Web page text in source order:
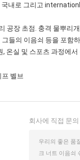
내로 그리고
공장 초점. 충격 물뿌리
들의 이음쇠 등을 포함
온실 및 스포츠 과정에
프 벨브
회사에 직접 문